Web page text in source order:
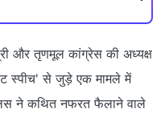
और तृणमूल कांग्रेस की अध्यक्ष
स्पीच' से जुड़े एक मामले में
ने कथित नफरत फैलाने वाले